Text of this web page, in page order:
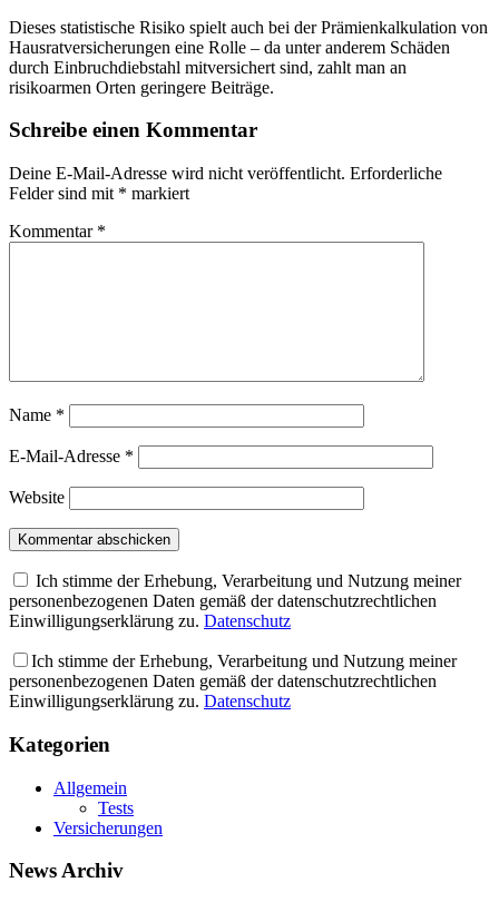
Dieses statistische Risiko spielt auch bei der Prämienkalkulation von
Hausratversicherungen eine Rolle – da unter anderem Schäden
durch Einbruchdiebstahl mitversichert sind, zahlt man an
risikoarmen Orten geringere Beiträge.
Schreibe einen Kommentar
Deine E-Mail-Adresse wird nicht veröffentlicht. Erforderliche
Felder sind mit * markiert
Kommentar *
Name *
E-Mail-Adresse *
Website
Ich stimme der Erhebung, Verarbeitung und Nutzung meiner
personenbezogenen Daten gemäß der datenschutzrechtlichen
Einwilligungserklärung zu. Datenschutz
Ich stimme der Erhebung, Verarbeitung und Nutzung meiner
personenbezogenen Daten gemäß der datenschutzrechtlichen
Einwilligungserklärung zu. Datenschutz
Kategorien
Allgemein
Tests
Versicherungen
News Archiv